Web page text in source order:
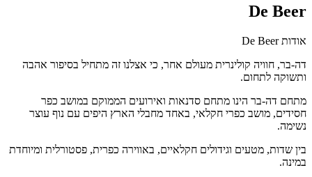
De Beer
אודות De Beer
דה-בר, חוויה קולינרית מעולם אחר, כי אצלנו זה מתחיל בסיפור אהבה
ותשוקה לתחום.
מתחם דה-בר הינו מתחם סדנאות ואירועים הממוקם במושב כפר
חסידים, מושב כפרי חקלאי, באחד מחבלי הארץ היפים עם נוף עוצר
נשימה.
בין שדות, מטעים וגידולים חקלאיים, באווירה כפרית, פסטורלית ומיוחדת
במינה.